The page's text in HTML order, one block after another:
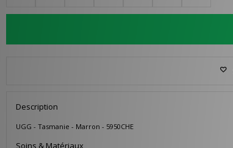
Description
UGG - Tasmanie - Marron - 5950CHE
Soins & Matériaux